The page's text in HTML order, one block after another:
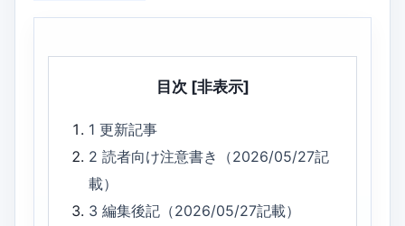
目次 [非表示]
1更新記事
2読者向け注意書き（2026/05/27記
載）
3編集後記（2026/05/27記載）